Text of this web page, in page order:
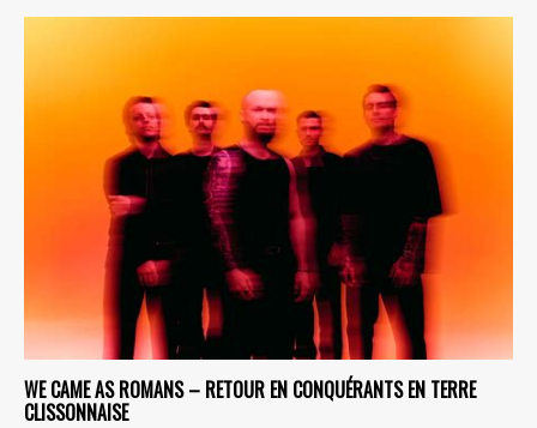
WE CAME AS ROMANS – RETOUR EN CONQUÉRANTS EN TERRE
CLISSONNAISE